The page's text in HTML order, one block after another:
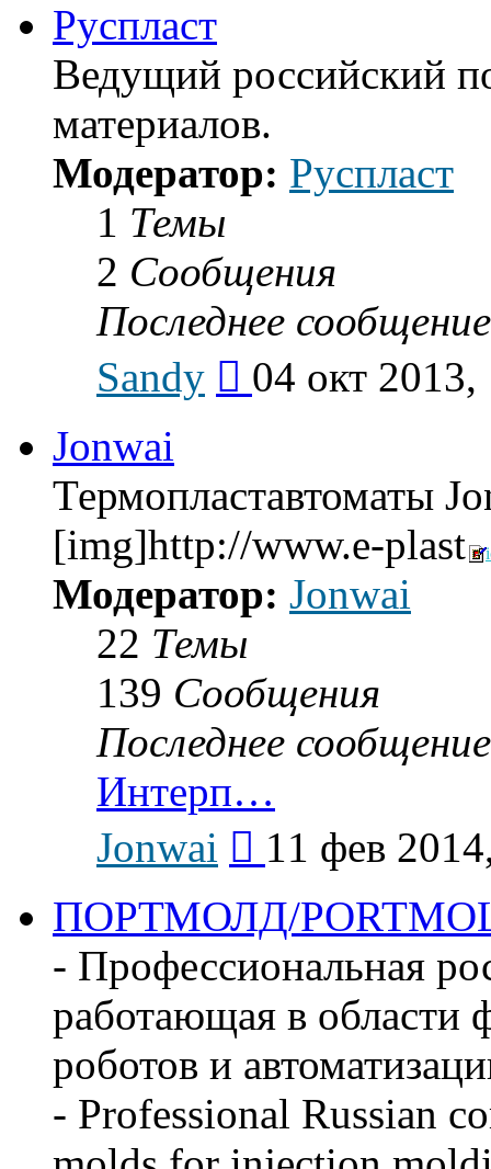
Руспласт
Ведущий российский
материалов.
Модератор: Руспласт
1 Темы
2 Сообщения
Последнее сообщение
Sandy
последнему
04 окт 2013,
Jonwai
Термопластавтоматы
[img]http://www.e-plast
Модератор: Jonwai
22 Темы
139 Сообщения
Последнее сообщение
Интерп…
Jonwai
последнему
11 фев
ПОРТМОЛД/
- Профессиональная
работающая в области
роботов и
- Professional Russian